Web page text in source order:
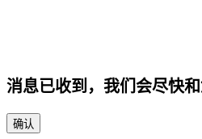
消息已收到，我们会尽快和
确认